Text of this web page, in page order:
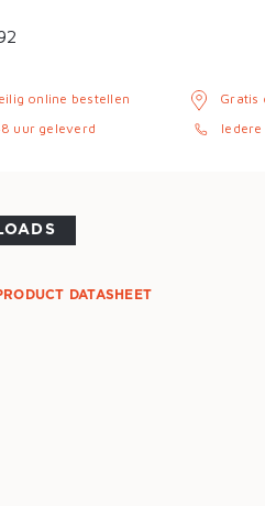
online bestellen
uur geleverd
Gratis
DATASHEET